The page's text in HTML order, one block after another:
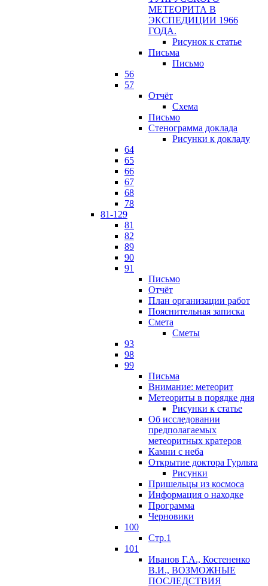
МЕТЕОРИТА В
ЭКСПЕДИЦИИ 1966
ГОДА.
Рисунок к статье
Письма
Письмо
56
57
Отчёт
Схема
Письмо
Стенограмма доклада
Рисунки к докладу
64
65
66
67
68
78
81-129
81
82
89
90
91
Письмо
Отчёт
План организации работ
Пояснительная записка
Смета
Сметы
93
98
99
Письма
Внимание: метеорит
Метеориты в порядке дня
Рисунки к статье
Об исследовании
предполагаемых
метеоритных кратеров
Камни с неба
Открытие доктора Гурльта
Рисунки
Пришельцы из космоса
Информация о находке
Программа
Черновики
100
Стр.1
101
Иванов Г.А., Костененко
В.И., ВОЗМОЖНЫЕ
ПОСЛЕДСТВИЯ